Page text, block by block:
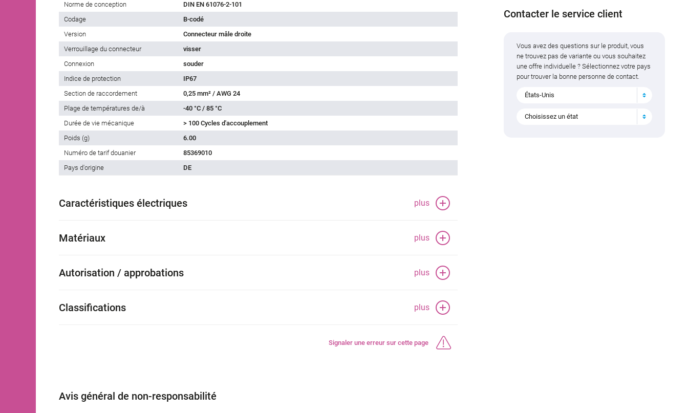
Norme de conception
DIN EN 61076-2-101
Codage
B-codé
Version
Connecteur mâle droite
Verrouillage du connecteur
visser
Connexion
souder
Indice de protection
IP67
Section de raccordement
0,25 mm² / AWG 24
Plage de températures de/à
-40 °C / 85 °C
Durée de vie mécanique
> 100 Cycles d'accouplement
Poids (g)
6.00
Numéro de tarif douanier
85369010
Pays d'origine
DE
Caractéristiques électriques plus
Matériaux plus
Autorisation / approbations plus
Classifications plus
Signaler une erreur sur cette page
Avis général de non-responsabilité
Contacter le service client
Vous avez des questions sur le produit, vous
ne trouvez pas de variante ou vous souhaitez
une offre individuelle ? Sélectionnez votre pays
pour trouver la bonne personne de contact.
États-Unis
Choisissez un état